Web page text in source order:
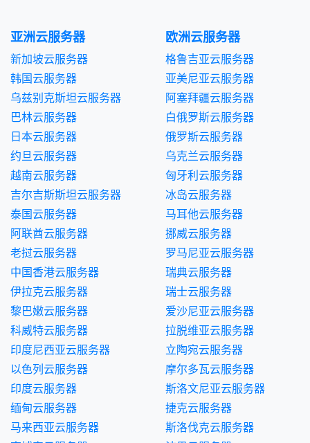
亚洲云服务器
新加坡云服务器
韩国云服务器
乌兹别克斯坦云服务器
巴林云服务器
日本云服务器
约旦云服务器
越南云服务器
吉尔吉斯斯坦云服务器
泰国云服务器
阿联酋云服务器
老挝云服务器
中国香港云服务器
伊拉克云服务器
黎巴嫩云服务器
科威特云服务器
印度尼西亚云服务器
以色列云服务器
印度云服务器
缅甸云服务器
马来西亚云服务器
欧洲云服务器
格鲁吉亚云服务器
亚美尼亚云服务器
阿塞拜疆云服务器
白俄罗斯云服务器
俄罗斯云服务器
乌克兰云服务器
匈牙利云服务器
冰岛云服务器
马耳他云服务器
挪威云服务器
罗马尼亚云服务器
瑞典云服务器
瑞士云服务器
爱沙尼亚云服务器
拉脱维亚云服务器
立陶宛云服务器
摩尔多瓦云服务器
斯洛文尼亚云服务器
捷克云服务器
斯洛伐克云服务器